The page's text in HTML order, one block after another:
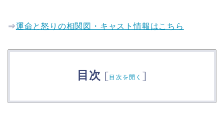
⇒運命と怒りの相関図・キャスト情報はこちら
目次 [目次を開く ]